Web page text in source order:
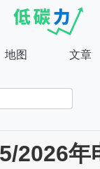
地图 文章
2026年